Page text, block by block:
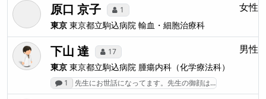
原口 京子 1
東京 東京都立駒込病院 輸血・細胞治療科
女性
下山 達 17
東京 東京都立駒込病院 腫瘍内科（化学療法科）
1 先生にお世話になってます。先生の御顔は…
男性